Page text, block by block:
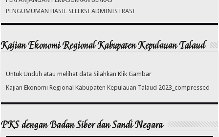
PENGUMUMAN HASIL SELEKSI ADMINISTRASI
Kajian Ekonomi Regional Kabupaten Kepulauan Talaud
Untuk Unduh atau melihat data Silahkan Klik Gambar
Kajian Ekonomi Regional Kabupaten Kepulauan Talaud 2023_compressed
PKS dengan Badan Siber dan Sandi Negara